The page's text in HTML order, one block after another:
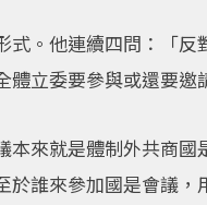
式。他連續四問：「
立委要參與或還要邀
本來就是體制外共商
於誰來參加國是會議